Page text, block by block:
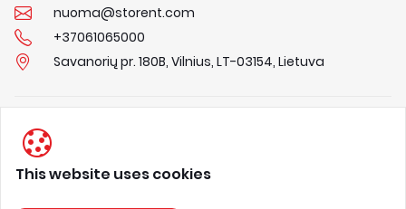
nuoma@storent.com
+37061065000
Savanorių pr. 180B, Vilnius, LT-03154, Lietuva
Privacy Policy
About us
This website uses cookies